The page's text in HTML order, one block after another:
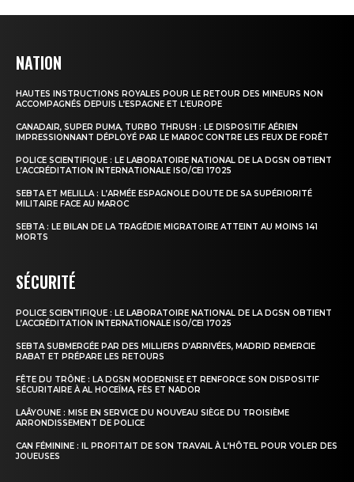
NATION
HAUTES INSTRUCTIONS ROYALES POUR LE RETOUR DES MINEURS NON
ACCOMPAGNÉS DEPUIS L’ESPAGNE ET L’EUROPE
CANADAIR, SUPER PUMA, TURBO THRUSH : LE DISPOSITIF AÉRIEN
IMPRESSIONNANT DÉPLOYÉ PAR LE MAROC CONTRE LES FEUX DE FORÊT
POLICE SCIENTIFIQUE : LE LABORATOIRE NATIONAL DE LA DGSN OBTIENT
L’ACCRÉDITATION INTERNATIONALE ISO/CEI 17025
SEBTA ET MELILLA : L’ARMÉE ESPAGNOLE DOUTE DE SA SUPÉRIORITÉ
MILITAIRE FACE AU MAROC
SEBTA : LE BILAN DE LA TRAGÉDIE MIGRATOIRE ATTEINT AU MOINS 141
MORTS
SÉCURITÉ
POLICE SCIENTIFIQUE : LE LABORATOIRE NATIONAL DE LA DGSN OBTIENT
L’ACCRÉDITATION INTERNATIONALE ISO/CEI 17025
SEBTA SUBMERGÉE PAR DES MILLIERS D’ARRIVÉES, MADRID REMERCIE
RABAT ET PRÉPARE LES RETOURS
FÊTE DU TRÔNE : LA DGSN MODERNISE ET RENFORCE SON DISPOSITIF
SÉCURITAIRE À AL HOCEÏMA, FÈS ET NADOR
LAÂYOUNE : MISE EN SERVICE DU NOUVEAU SIÈGE DU TROISIÈME
ARRONDISSEMENT DE POLICE
CAN FÉMININE : IL PROFITAIT DE SON TRAVAIL À L’HÔTEL POUR VOLER DES
JOUEUSES